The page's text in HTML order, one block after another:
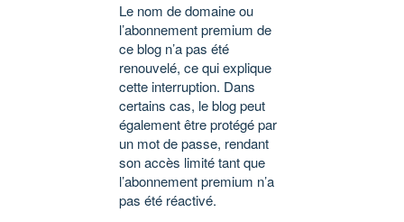
Le nom de domaine ou
l’abonnement premium de
ce blog n’a pas été
renouvelé, ce qui explique
cette interruption. Dans
certains cas, le blog peut
également être protégé par
un mot de passe, rendant
son accès limité tant que
l’abonnement premium n’a
pas été réactivé.